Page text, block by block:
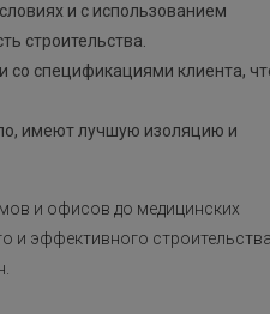
и с использованием
строительства.
со спецификациями клиента,
имеют лучшую изоляцию и
и офисов до медицинских
и эффективного